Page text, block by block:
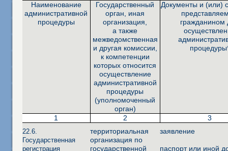
Наименование
административной
процедуры
Государственный
орган, иная
организация,
а также
межведомственная
и другая комиссии,
к компетенции
которых относится
осуществление
административной
процедуры
(уполномоченный
орган)
Документы и (или)
гражданином
1 2 3
22.6.
Государственная
регистрация
территориальная
организация по
государственной
заявление
паспорт или иной